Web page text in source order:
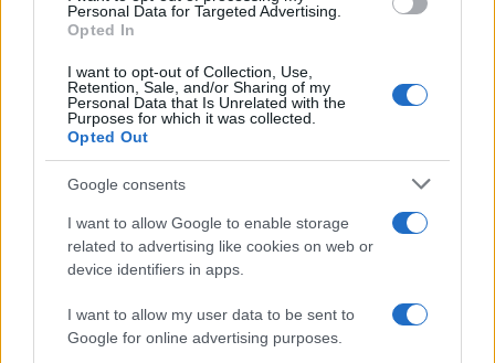
Personal Data for Targeted Advertising.
Opted In
I want to opt-out of Collection, Use,
Retention, Sale, and/or Sharing of my
Personal Data that Is Unrelated with the
Purposes for which it was collected.
Opted Out
Google consents
I want to allow Google to enable storage
related to advertising like cookies on web or
device identifiers in apps.
I want to allow my user data to be sent to
Google for online advertising purposes.
Magna Pars Milano: un’esperienza olfattiva unica in un
Matteo Pellegrino · 7 Ago 2026
LIFESTYLE